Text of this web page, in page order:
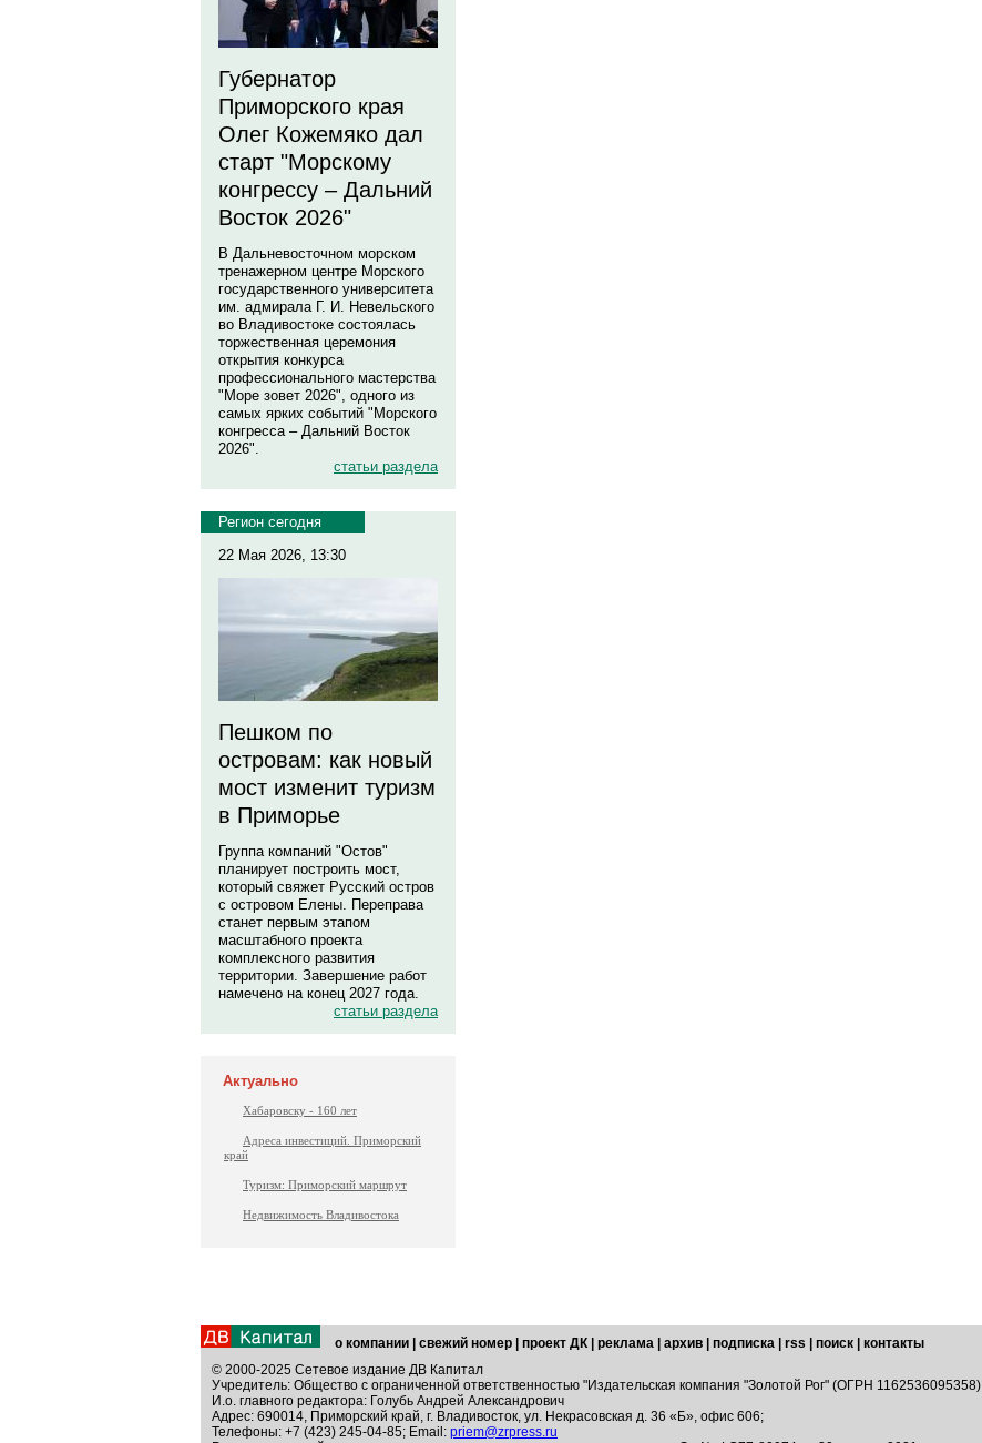
Губернатор
Приморского края
Олег Кожемяко дал
старт "Морскому
конгрессу – Дальний
Восток 2026"
В Дальневосточном морском
тренажерном центре Морского
государственного университета
им. адмирала Г. И. Невельского
во Владивостоке состоялась
торжественная церемония
открытия конкурса
профессионального мастерства
"Море зовет 2026", одного из
самых ярких событий "Морского
конгресса – Дальний Восток
2026".
статьи раздела
Регион сегодня
22 Мая 2026, 13:30
Пешком по
островам: как новый
мост изменит туризм
в Приморье
Группа компаний "Остов"
планирует построить мост,
который свяжет Русский остров
с островом Елены. Переправа
станет первым этапом
масштабного проекта
комплексного развития
территории. Завершение работ
намечено на конец 2027 года.
статьи раздела
Актуально
Хабаровску - 160 лет
Адреса инвестиций. Приморский
край
Туризм: Приморский маршрут
Недвижимость Владивостока
о компании свежий номер проект ДК реклама архив подписка rss поиск
контакты
© 2000-2025 Сетевое издание ДВ Капитал
Учредитель: Общество с ограниченной ответственностью "Издательская компания "Золотой Рог" (ОГРН 1162536095358)
И.о. главного редактора: Голубь Андрей Александрович
Адрес: 690014, Приморский край, г. Владивосток, ул. Некрасовская д. 36 «Б», офис 606;
Телефоны: +7 (423) 245-04-85; Email: priem@zrpress.ru